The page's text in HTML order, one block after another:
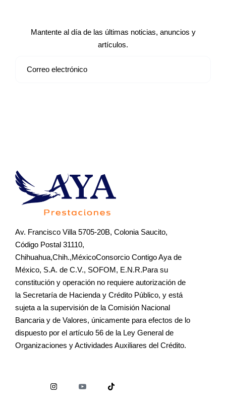
Mantente al día de las últimas noticias, anuncios y
artículos.
Av. Francisco Villa 5705-20B, Colonia Saucito,
Código Postal 31110,
Chihuahua,Chih.,MéxicoConsorcio Contigo Aya de
México, S.A. de C.V., SOFOM, E.N.R.Para su
constitución y operación no requiere autorización de
la Secretaría de Hacienda y Crédito Público, y está
sujeta a la supervisión de la Comisión Nacional
Bancaria y de Valores, únicamente para efectos de lo
dispuesto por el artículo 56 de la Ley General de
Organizaciones y Actividades Auxiliares del Crédito.